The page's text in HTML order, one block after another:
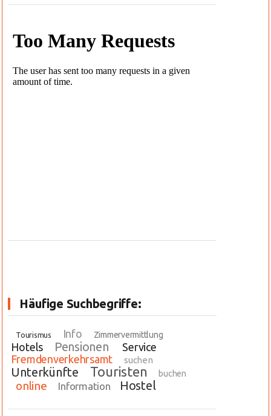
Häufige Suchbegriffe:
Tourismus Info Zimmervermittlung
Hotels Pensionen
Service
Fremdenverkehrsamt
suchen
Unterkünfte Touristen buchen
online Information Hostel